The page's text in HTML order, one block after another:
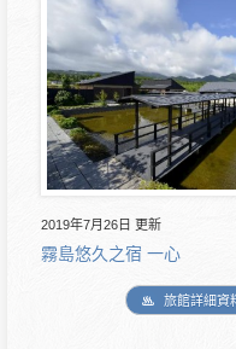
2019年7月26日 更新
霧島悠久之宿 一心
旅館詳細資